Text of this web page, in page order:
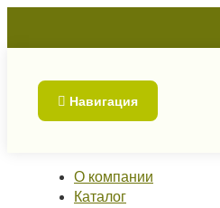
Навигация
О компании
Каталог